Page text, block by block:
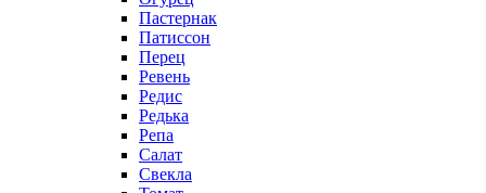
Пастернак
Патиссон
Перец
Ревень
Редис
Редька
Репа
Салат
Свекла